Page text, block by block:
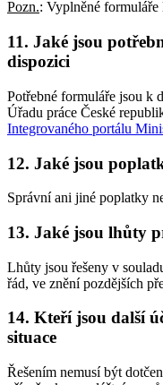
Pozn.: Vyplněné formuláře
11. Jaké jsou
dispozici
Potřebné formuláře jsou k
Úřadu práce České
Integrovaného portálu
12. Jaké jsou
Správní ani jiné poplatky
13. Jaké jsou lhůty
Lhůty jsou řešeny v
řád, ve znění pozdějších
14. Kteří jsou další
situace
Řešením nemusí být